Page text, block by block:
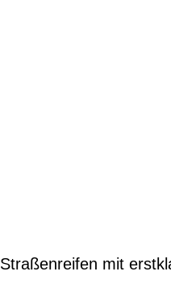
Straßenreifen mit